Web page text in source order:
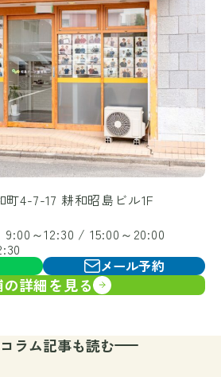
4-7-17 耕和昭島ビル1F
～12:30 / 15:00～20:00
メール予約
の詳細を見る
ラム記事も読む